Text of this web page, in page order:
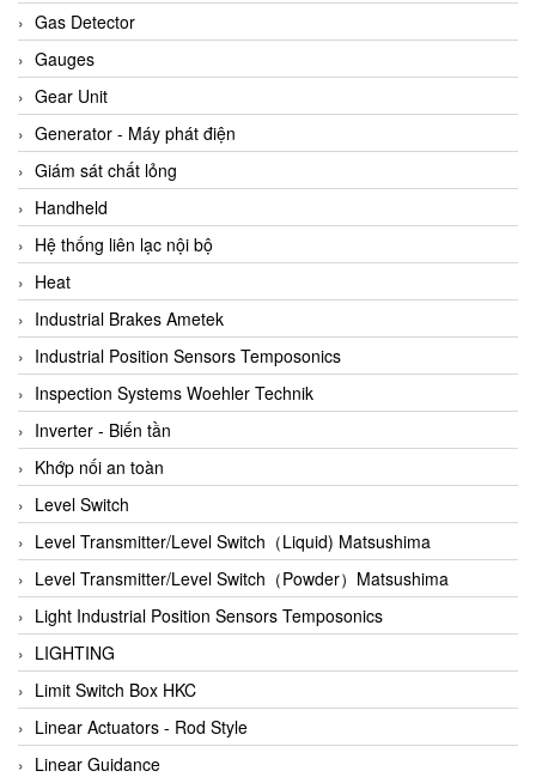
ARCA Regler
Arcos Hydraulik
Ardetem-Sfere-Vietnam
Argal
AS ENERGI
ASCO CO2
Asker
AT2E
ATC Pneumatic
ATEX System
ATI - IA
ATI (Analytical Technology Inc)
Atos
Atrax
Auma
Autec
Auto Flow
Automatic valve
Aventics
Avproglobal
Axiomtek
Gas Detector
Gauges
Gear Unit
Generator - Máy phát điện
Giám sát chất lỏng
Handheld
Hệ thống liên lạc nội bộ
Heat
Industrial Brakes Ametek
Industrial Position Sensors Temposonics
Inspection Systems Woehler Technik
Inverter - Biến tần
Khớp nối an toàn
Level Switch
Level Transmitter/Level Switch（Liquid) Matsushima
Level Transmitter/Level Switch（Powder）Matsushima
Light Industrial Position Sensors Temposonics
LIGHTING
Limit Switch Box HKC
Linear Actuators - Rod Style
Linear Guidance